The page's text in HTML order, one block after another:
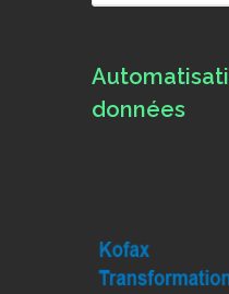
données